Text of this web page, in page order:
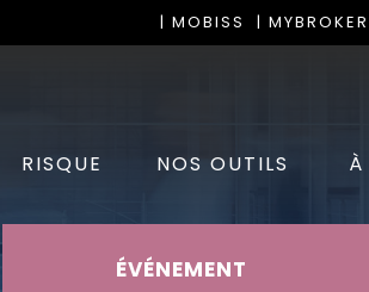
|
| MOBISS
RISQUE NOS OUTILS À
ÉVÉNEMENT